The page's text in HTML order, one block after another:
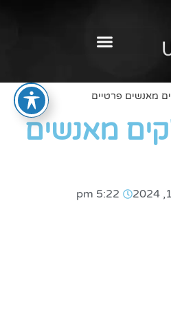
מאנשים פרטיים
מאנשים
5:22 pm